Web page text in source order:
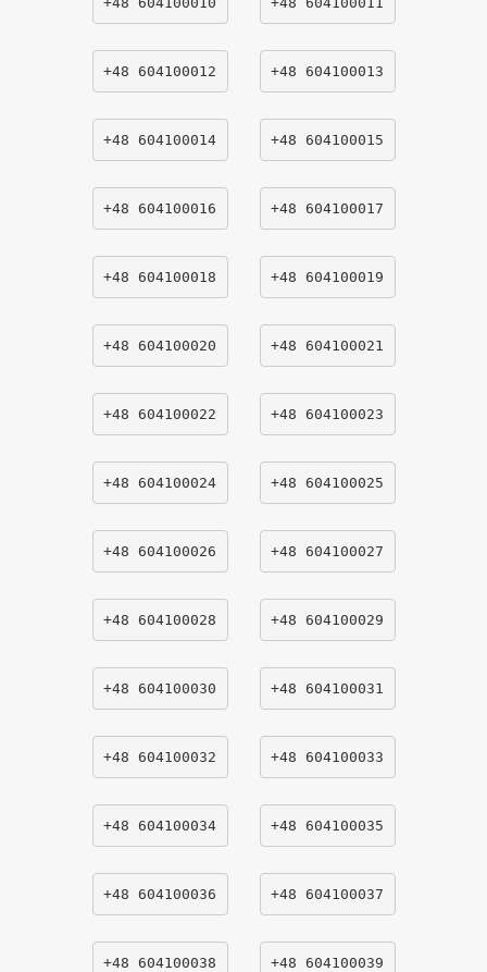
+48 604100012 +48 604100013
+48 604100014 +48 604100015
+48 604100016 +48 604100017
+48 604100018 +48 604100019
+48 604100020 +48 604100021
+48 604100022 +48 604100023
+48 604100024 +48 604100025
+48 604100026 +48 604100027
+48 604100028 +48 604100029
+48 604100030 +48 604100031
+48 604100032 +48 604100033
+48 604100034 +48 604100035
+48 604100036 +48 604100037
+48 604100038 +48 604100039